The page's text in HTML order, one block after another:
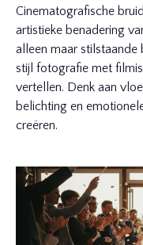
Cinematografische
artistieke benadering
alleen maar stilstaande
stijl fotografie met
vertellen. Denk aan
belichting en
creëren.